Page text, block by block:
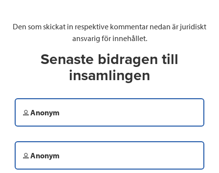
Den som skickat in respektive kommentar nedan är juridiskt
ansvarig för innehållet.
Senaste bidragen till
insamlingen
Anonym
Anonym